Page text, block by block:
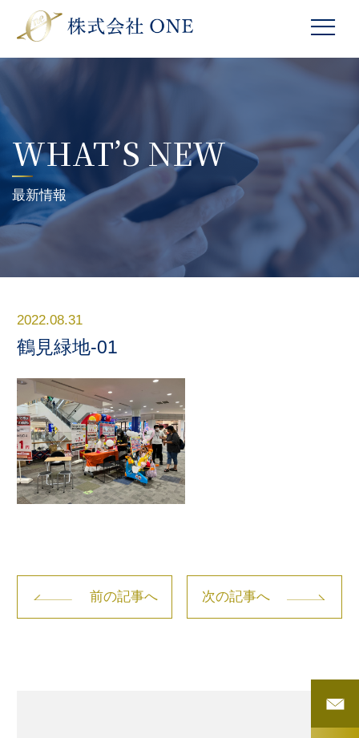
WHAT’S NEW
最新情報
2022.08.31
鶴見緑地-01
前の記事へ 次の記事へ